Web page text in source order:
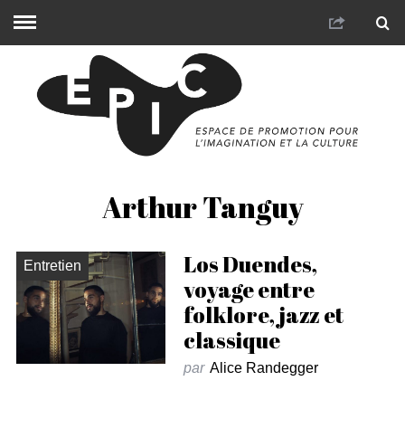
Arthur Tanguy
Entretien
Los Duendes,
voyage entre
folklore, jazz et
classique
par Alice Randegger